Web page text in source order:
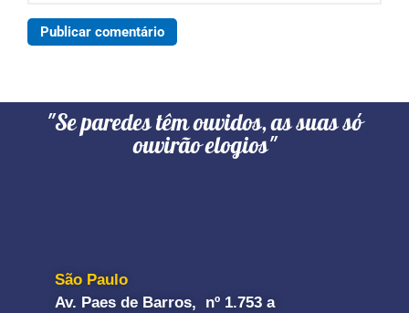
"Se paredes têm ouvidos, as suas só
ouvirão elogios"
São Paulo
Av. Paes de Barros, nº 1.753 a